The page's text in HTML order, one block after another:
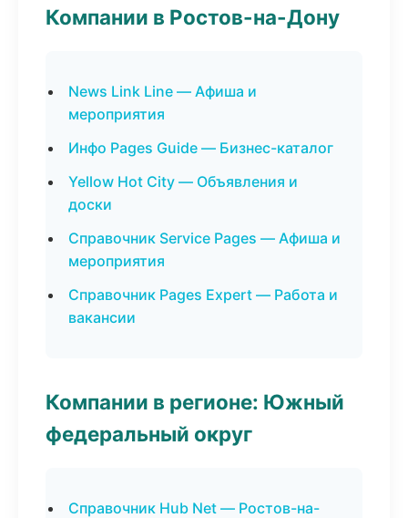
Компании в Ростов-на-Дону
News Link Line — Афиша и
мероприятия
Инфо Pages Guide — Бизнес-каталог
Yellow Hot City — Объявления и
доски
Справочник Service Pages — Афиша и
мероприятия
Справочник Pages Expert — Работа и
вакансии
Компании в регионе: Южный
федеральный округ
Справочник Hub Net — Ростов-на-